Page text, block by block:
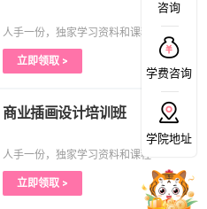
人手一份，独家学习资料和课程
立即领取 >
商业插画设计培训班
人手一份，独家学习资料和课程
立即领取 >
咨询
学费咨询
学院地址